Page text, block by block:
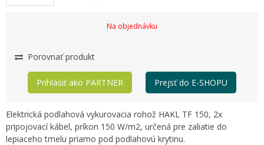
Na objednávku
Porovnať produkt
Prihlásiť ako PARTNER Prejsť do E-SHOPU
Elektrická podlahová vykurovacia rohož HAKL TF 150, 2x
pripojovací kábel, príkon 150 W/m2, určená pre zaliatie do
lepiaceho tmelu priamo pod podlahovú krytinu.